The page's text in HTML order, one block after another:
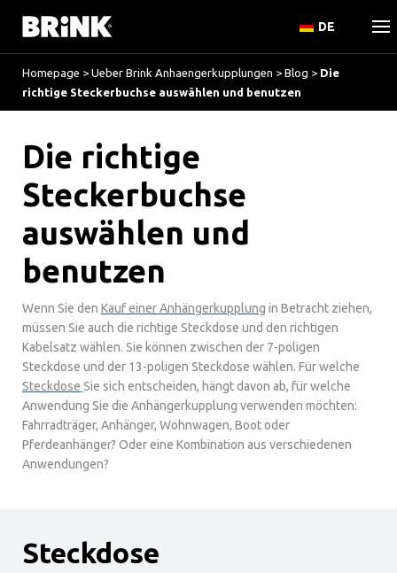
DE
Homepage > Ueber Brink Anhaengerkupplungen > Blog > Die
richtige Steckerbuchse auswählen und benutzen
Die richtige
Steckerbuchse
auswählen und
benutzen
Wenn Sie den Kauf einer Anhängerkupplung in Betracht ziehen,
müssen Sie auch die richtige Steckdose und den richtigen
Kabelsatz wählen. Sie können zwischen der 7-poligen
Steckdose und der 13-poligen Steckdose wählen. Für welche
Steckdose Sie sich entscheiden, hängt davon ab, für welche
Anwendung Sie die Anhängerkupplung verwenden möchten:
Fahrradträger, Anhänger, Wohnwagen, Boot oder
Pferdeanhänger? Oder eine Kombination aus verschiedenen
Anwendungen?
Steckdose